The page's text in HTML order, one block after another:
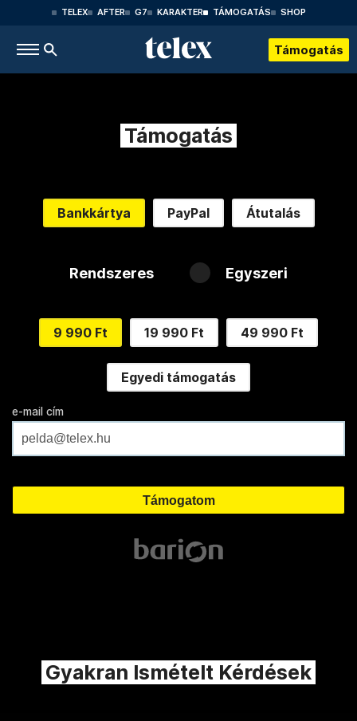
TELEX AFTER G7 KARAKTER TÁMOGATÁS SHOP
Támogatás
Támogatás
Bankkártya PayPal Átutalás
Rendszeres Egyszeri
9 990 Ft 19 990 Ft 49 990 Ft
Egyedi támogatás
e-mail cím
Gyakran Ismételt Kérdések